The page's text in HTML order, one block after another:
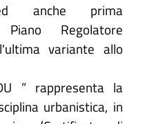
anche prima
Regolatore
variante allo
” rappresenta la
urbanistica, in